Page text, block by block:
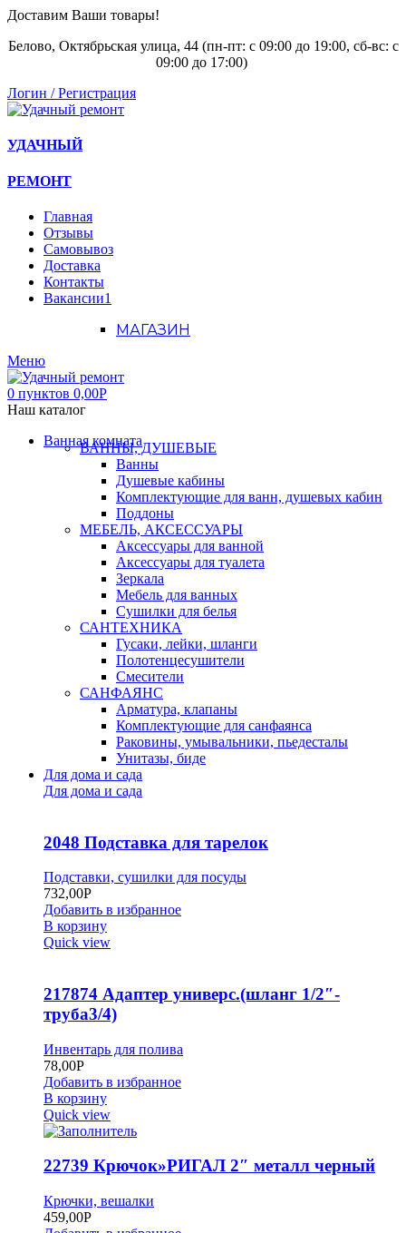
Доставим Ваши товары!
Белово, Октябрьская улица, 44 (пн-пт: с 09:00 до 19:00, сб-вс: с
09:00 до 17:00)
Логин / Регистрация
УДАЧНЫЙ
РЕМОНТ
Главная
Отзывы
Самовывоз
Доставка
Контакты
Вакансии1
МАГАЗИН
Меню
0 пунктов 0,00Р
Наш каталог
Ванная комната
ВАННЫ, ДУШЕВЫЕ
Ванны
Душевые кабины
Комплектующие для ванн, душевых кабин
Поддоны
МЕБЕЛЬ, АКСЕССУАРЫ
Аксессуары для ванной
Аксессуары для туалета
Зеркала
Мебель для ванных
Сушилки для белья
САНТЕХНИКА
Гусаки, лейки, шланги
Полотенцесушители
Смесители
САНФАЯНС
Арматура, клапаны
Комплектующие для санфаянса
Раковины, умывальники, пьедесталы
Унитазы, биде
Для дома и сада
Для дома и сада
2048 Подставка для тарелок
Подставки, сушилки для посуды
732,00Р
Добавить в избранное
В корзину
Quick view
217874 Адаптер универс.(шланг 1/2″-
труба3/4)
Инвентарь для полива
78,00Р
Добавить в избранное
В корзину
Quick view
22739 Крючок»РИГАЛ 2″ металл черный
Крючки, вешалки
459,00Р